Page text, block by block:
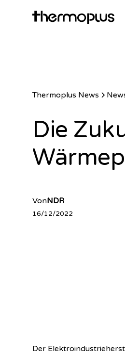
Thermoplus News
Die
VonNDR
16/12/2022
Der